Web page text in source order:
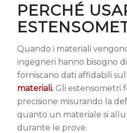
PERCHÉ
Quando i materiali
ingegneri hanno bisogno
forniscano dati affidabili
materiali.Gli estensometri
precisione misurando la
quanto un materiale si
durante le prove.